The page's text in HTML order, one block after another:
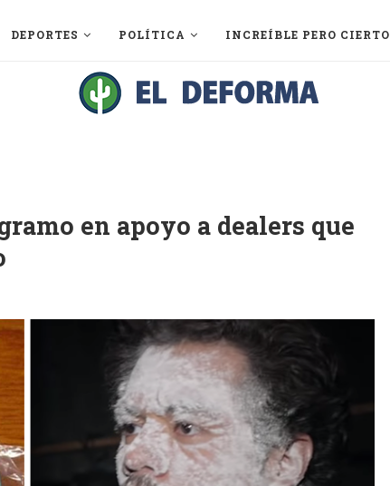
DEPORTES POLÍTICA INCREÍBLE PERO CIERTO
en apoyo a dealers que